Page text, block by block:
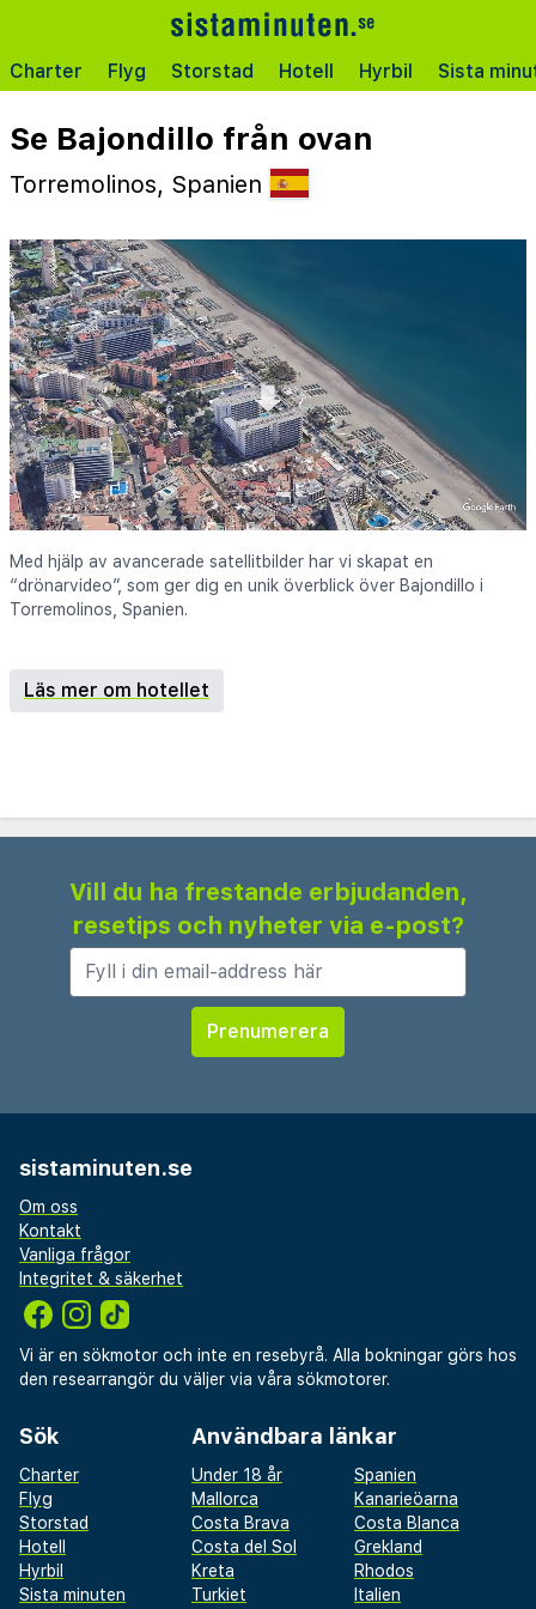
Charter Flyg Storstad Hotell Hyrbil Sista
Se Bajondillo från ovan
Torremolinos, Spanien
Med hjälp av avancerade satellitbilder har vi skapat en
“drönarvideo”, som ger dig en unik överblick över Bajondillo i
Torremolinos, Spanien.
Läs mer om hotellet
Vill du ha frestande erbjudanden,
resetips och nyheter via e-post?
sistaminuten.se
Om oss
Kontakt
Vanliga frågor
Integritet & säkerhet
Vi är en sökmotor och inte en resebyrå. Alla bokningar görs hos
den researrangör du väljer via våra sökmotorer.
Sök
Charter
Flyg
Storstad
Hotell
Hyrbil
Sista minuten
Användbara länkar
Under 18 år
Spanien
Mallorca
Kanarieöarna
Costa Brava
Costa Blanca
Costa del Sol
Grekland
Kreta
Rhodos
Turkiet
Italien